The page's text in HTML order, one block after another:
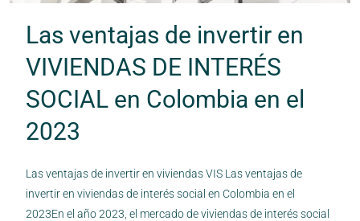
Las ventajas de invertir en
VIVIENDAS DE INTERÉS
SOCIAL en Colombia en el
2023
Las ventajas de invertir en viviendas VIS Las ventajas de
invertir en viviendas de interés social en Colombia en el
2023En el año 2023, el mercado de viviendas de interés social